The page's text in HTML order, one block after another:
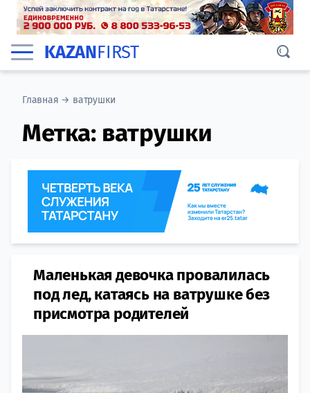
KAZANFIRST
Главная → ватрушки
Метка: ватрушки
Маленькая девочка провалилась
под лед, катаясь на ватрушке без
присмотра родителей